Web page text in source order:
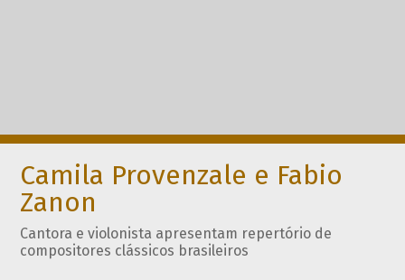
Camila Provenzale e Fabio
Zanon
Cantora e violonista apresentam repertório de
compositores clássicos brasileiros